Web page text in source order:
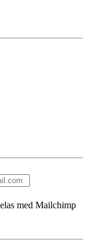
med Mailchimp